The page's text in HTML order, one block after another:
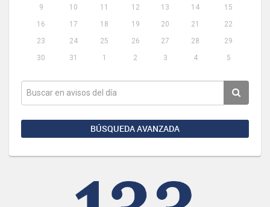
9
10 11 12 13 14
15
16
17 18 19 20 21
22
23
24 25 26 27 28
29
30
31 1 2 3 4 5
BÚSQUEDA AVANZADA